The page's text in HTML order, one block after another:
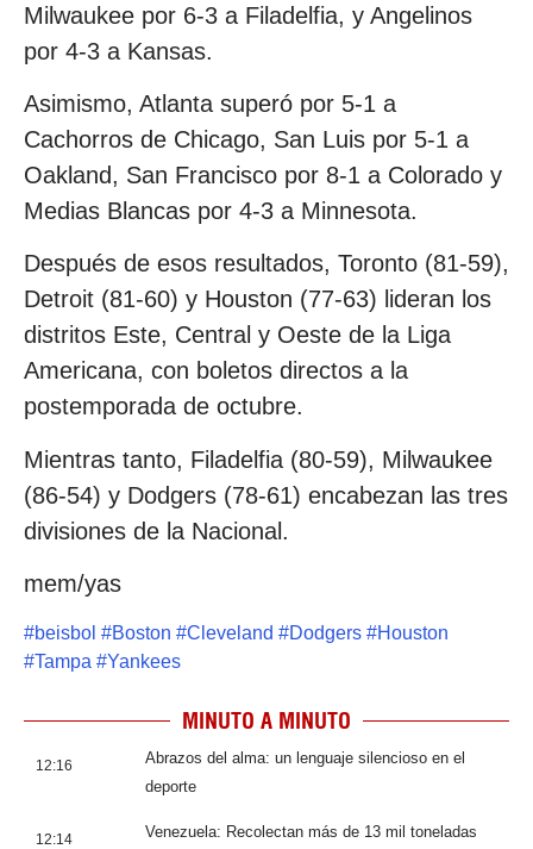
Milwaukee por 6-3 a Filadelfia, y Angelinos
por 4-3 a Kansas.
Asimismo, Atlanta superó por 5-1 a
Cachorros de Chicago, San Luis por 5-1 a
Oakland, San Francisco por 8-1 a Colorado y
Medias Blancas por 4-3 a Minnesota.
Después de esos resultados, Toronto (81-59),
Detroit (81-60) y Houston (77-63) lideran los
distritos Este, Central y Oeste de la Liga
Americana, con boletos directos a la
postemporada de octubre.
Mientras tanto, Filadelfia (80-59), Milwaukee
(86-54) y Dodgers (78-61) encabezan las tres
divisiones de la Nacional.
mem/yas
#beisbol #Boston #Cleveland #Dodgers #Houston
#Tampa #Yankees
MINUTO A MINUTO
12:16
Abrazos del alma: un lenguaje silencioso en el
deporte
12:14
Venezuela: Recolectan más de 13 mil toneladas